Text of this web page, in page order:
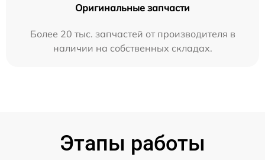
Оригинальные запчасти
Более 20 тыс. запчастей от производителя в
наличии на собственных складах.
Этапы работы